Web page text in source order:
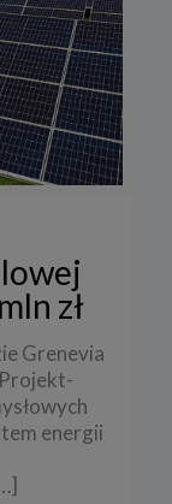
zł
Grenevia
energii